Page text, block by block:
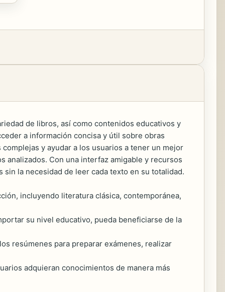
de libros, así como contenidos educativos y
a información concisa y útil sobre obras
y ayudar a los usuarios a tener un mejor
analizados. Con una interfaz amigable y recursos
la necesidad de leer cada texto en su totalidad.
incluyendo literatura clásica, contemporánea,
su nivel educativo, pueda beneficiarse de la
resúmenes para preparar exámenes, realizar
adquieran conocimientos de manera más